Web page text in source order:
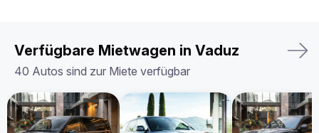
Im Innenraum erwartet dich eine handgefertigte Kabine mit
edlem Leder, modernster Technologie und exzellenter
Verarbeitung – eine perfekte Kombination aus Komfort und
Raffinesse.
Ob für eine Fahrt durch die Stadt oder eine malerische Tour,
der Aston Martin Vanquish bietet unvergleichliche Leistung,
Verfügbare Mietwagen in Vaduz
40 Autos sind zur Miete verfügbar